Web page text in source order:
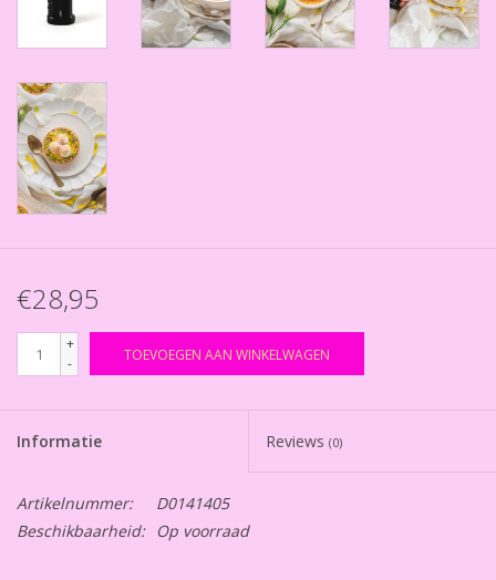
€28,95
+
-
TOEVOEGEN AAN WINKELWAGEN
Informatie Reviews (0)
Artikelnummer:
D0141405
Beschikbaarheid:
Op voorraad